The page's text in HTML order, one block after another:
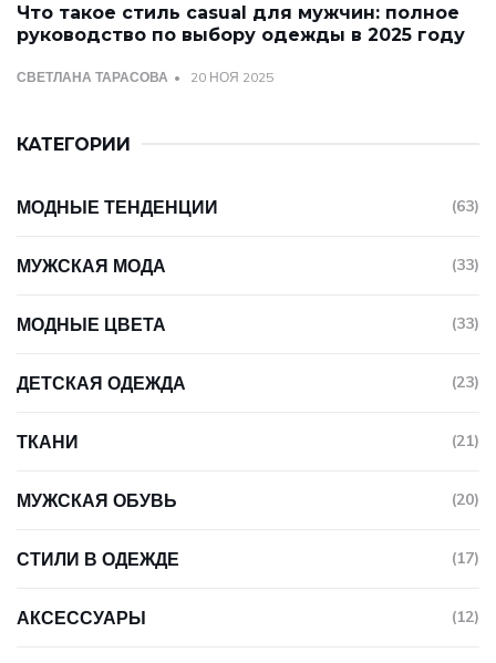
Что такое стиль casual для мужчин: полное
руководство по выбору одежды в 2025 году
СВЕТЛАНА ТАРАСОВА 20 НОЯ 2025
КАТЕГОРИИ
МОДНЫЕ ТЕНДЕНЦИИ (63)
МУЖСКАЯ МОДА (33)
МОДНЫЕ ЦВЕТА (33)
ДЕТСКАЯ ОДЕЖДА (23)
ТКАНИ (21)
МУЖСКАЯ ОБУВЬ (20)
СТИЛИ В ОДЕЖДЕ (17)
АКСЕССУАРЫ (12)